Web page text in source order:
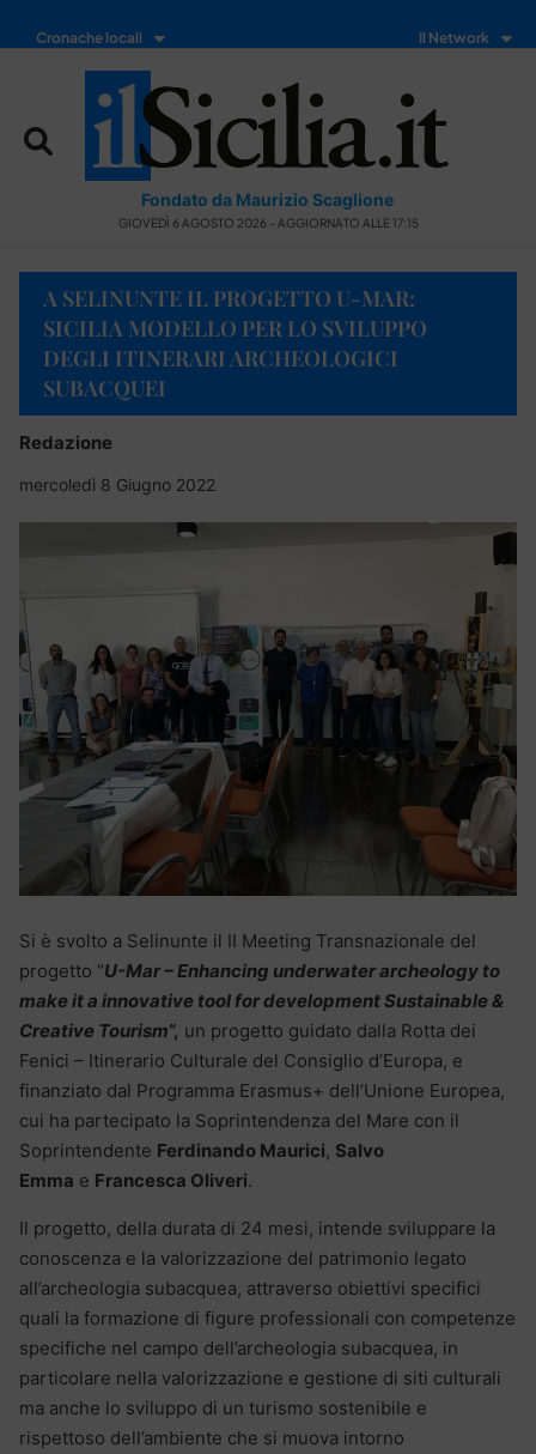
Cronache locali Il Network
Fondato da Maurizio Scaglione
GIOVEDÌ 6 AGOSTO 2026 - AGGIORNATO ALLE 17:15
A SELINUNTE IL PROGETTO U-MAR:
SICILIA MODELLO PER LO SVILUPPO
DEGLI ITINERARI ARCHEOLOGICI
SUBACQUEI
Redazione
mercoledì 8 Giugno 2022
Si è svolto a Selinunte il II Meeting Transnazionale del
progetto “U-Mar – Enhancing underwater archeology to
make it a innovative tool for development Sustainable &
Creative Tourism“, un progetto guidato dalla Rotta dei
Fenici – Itinerario Culturale del Consiglio d’Europa, e
finanziato dal Programma Erasmus+ dell’Unione Europea,
cui ha partecipato la Soprintendenza del Mare con il
Soprintendente Ferdinando Maurici, Salvo
Emma e Francesca Oliveri.
Il progetto, della durata di 24 mesi, intende sviluppare la
conoscenza e la valorizzazione del patrimonio legato
all’archeologia subacquea, attraverso obiettivi specifici
quali la formazione di figure professionali con competenze
specifiche nel campo dell’archeologia subacquea, in
particolare nella valorizzazione e gestione di siti culturali
ma anche lo sviluppo di un turismo sostenibile e
rispettoso dell’ambiente che si muova intorno